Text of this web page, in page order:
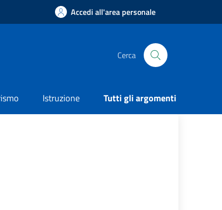
Accedi all'area personale
Cerca
Istruzione Tutti gli argomenti